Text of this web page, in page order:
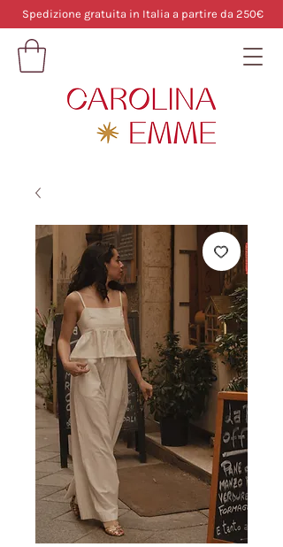
Spedizione gratuita in Italia a partire da 250€